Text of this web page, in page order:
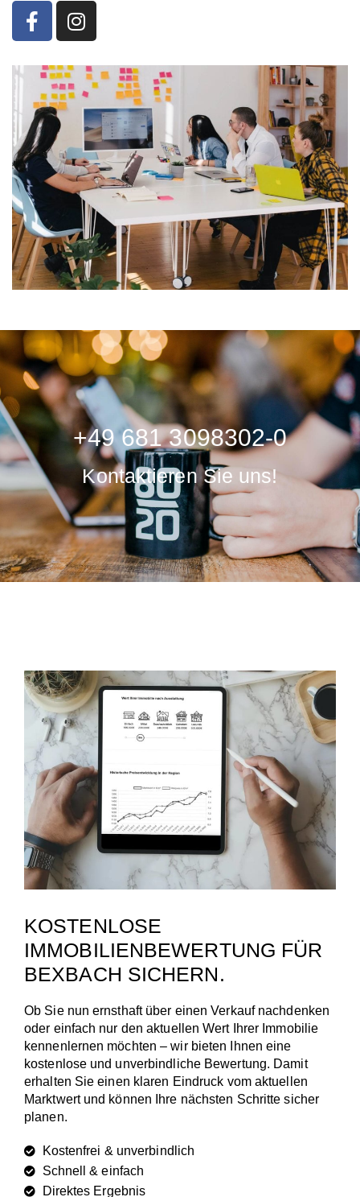
+49 681 3098302-0
Kontaktieren Sie uns!
KOSTENLOSE
IMMOBILIENBEWERTUNG FÜR
BEXBACH SICHERN.
Ob Sie nun ernsthaft über einen Verkauf nachdenken
oder einfach nur den aktuellen Wert Ihrer Immobilie
kennenlernen möchten – wir bieten Ihnen eine
kostenlose und unverbindliche Bewertung. Damit
erhalten Sie einen klaren Eindruck vom aktuellen
Marktwert und können Ihre nächsten Schritte sicher
planen.
Kostenfrei & unverbindlich
Schnell & einfach
Direktes Ergebnis